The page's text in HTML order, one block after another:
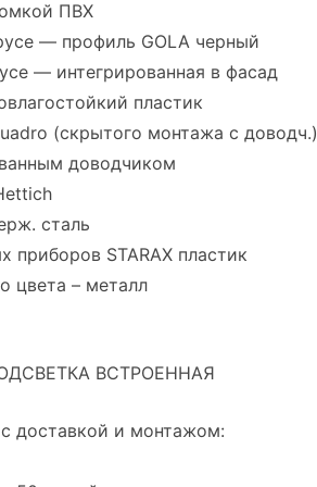
ПВХ
— профиль GOLA черный
— интегрированная в фасад
пластик
(скрытого монтажа с доводч.)
доводчиком
сталь
приборов STARAX пластик
цвета – металл
ВСТРОЕННАЯ
доставкой и монтажом: